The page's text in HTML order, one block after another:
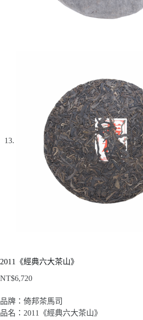
2011《經典六大茶山》
NT$6,720
品牌：倚邦茶馬司
品名：2011《經典六大茶山》